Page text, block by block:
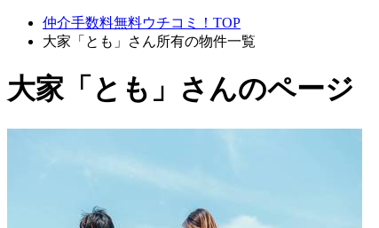
仲介手数料無料ウチコミ！TOP
大家「とも」さん所有の物件一覧
大家「とも」さんのページ